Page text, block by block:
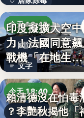
文字
除陳年…
今天 18:45
國防軍購
文字
印度擬擴大空
力！法國同意
戰機「在地生
產」，機隊規…
今天 18:40
政治評論
賴清德沒在怕毒
？李艷秋揭他「